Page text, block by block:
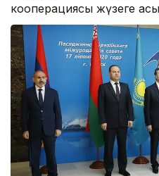
кооперациясы жүзеге